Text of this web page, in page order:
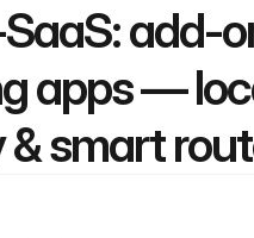
add-
apps —
smart